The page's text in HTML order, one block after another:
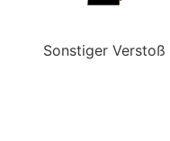
Sonstiger Verstoß